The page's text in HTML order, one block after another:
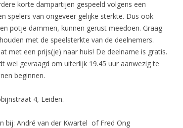
korte dampartijen gespeeld volgens een
spelers van ongeveer gelijke sterkte. Dus ook
potje dammen, kunnen gerust meedoen. Graag
met de speelsterkte van de deelnemers.
met een prijs(je) naar huis! De deelname is gratis.
wel gevraagd om uiterlijk 19.45 uur aanwezig te
beginnen.
4, Leiden.
bij: André van der Kwartel of Fred Ong